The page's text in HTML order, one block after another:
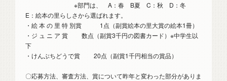
※部門は、 A：春 B夏 C：秋 D：冬
E：絵本の里らしさから選ばれます。
・絵 本 の 里 特 別賞 1点（副賞絵本の里大賞の絵本1冊）
・ジ ュ ニ ア 賞 数点（副賞3千円の図書カード）※中学生以
下
・けんぶちどうで賞 20点（副賞1千円相当の賞品）
〇応募方法、審査方法、賞について昨年と変わった部分がありま